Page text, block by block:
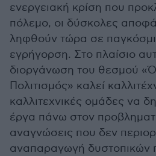
ενεργειακή κρίση που
πόλεμο, οι δύσκολες
ληφθούν τώρα σε
εγρήγορση. Στο πλαίσιο
διοργάνωση του θεσμού
Πολιτισμός» καλεί
καλλιτεχνικές ομάδες να
έργα πάνω στον
αναγνώσεις που δεν
αναπαραγωγή δυστοπικών